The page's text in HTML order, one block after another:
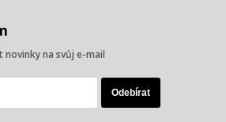
novinky na svůj e-mail